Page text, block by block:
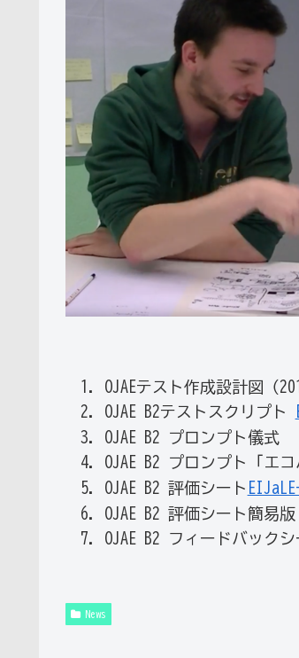
OJAEテスト作成設計図（
OJAE B2テストスクリプト
OJAE B2 プロンプト儀式
OJAE B2 プロンプト「エコ
OJAE B2 評価シート
OJAE B2 評価シート簡易
OJAE B2 フィードバック
News